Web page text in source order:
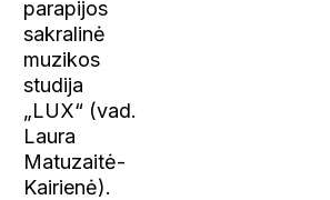
parapijos
sakralinė
muzikos
studija
„LUX“ (vad.
Laura
Matuzaitė-
Kairienė).